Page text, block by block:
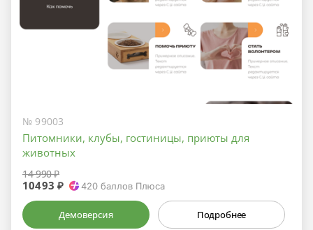
№ 99003
Питомники, клубы, гостиницы, приюты для
животных
14 990 ₽
10493 ₽ 420 баллов Плюса
Демоверсия Подробнее